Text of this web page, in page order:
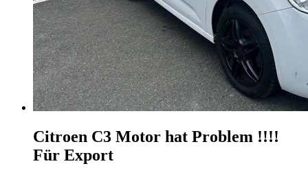
Citroen C3 Motor hat Problem !!!!
Für Export